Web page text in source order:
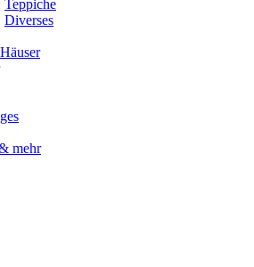
Teppiche
Diverses
mehr